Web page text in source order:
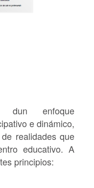
dun enfoque
e dinámico,
realidades que
educativo. A
principios: